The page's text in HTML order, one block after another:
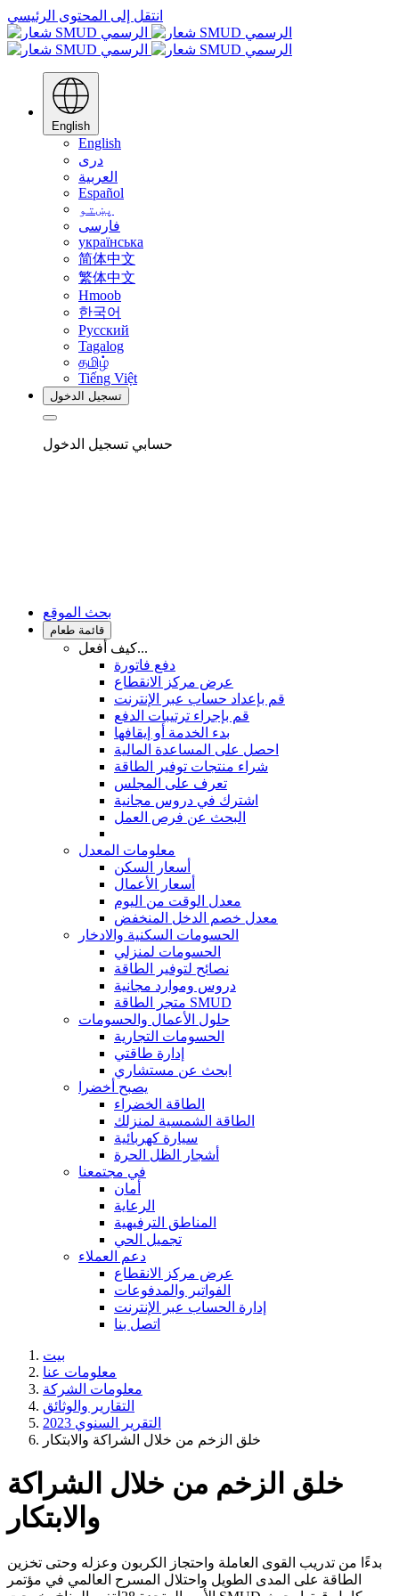
انتقل إلى المحتوى الرئيسي
English
English
دری
العربية
Español
پښتو
فارسی
українська
简体中文
繁体中文
Hmoob
한국어
Русский
Tagalog
தமிழ்
Tiếng Việt
تسجيل الدخول
حسابي تسجيل الدخول
بحث الموقع
قائمة طعام
كيف أفعل...
دفع فاتورة
عرض مركز الانقطاع
قم بإعداد حساب عبر الإنترنت
قم بإجراء ترتيبات الدفع
بدء الخدمة أو إيقافها
احصل على المساعدة المالية
شراء منتجات توفير الطاقة
تعرف على المجلس
اشترك في دروس مجانية
البحث عن فرص العمل
معلومات المعدل
أسعار السكن
أسعار الأعمال
معدل الوقت من اليوم
معدل خصم الدخل المنخفض
الحسومات السكنية والادخار
الحسومات لمنزلي
نصائح لتوفير الطاقة
دروس وموارد مجانية
متجر الطاقة SMUD
حلول الأعمال والحسومات
الحسومات التجارية
إدارة طاقتي
ابحث عن مستشاري
يصبح أخضرا
الطاقة الخضراء
الطاقة الشمسية لمنزلك
سيارة كهربائية
أشجار الظل الحرة
في مجتمعنا
أمان
الرعاية
المناطق الترفيهية
تجميل الحي
دعم العملاء
عرض مركز الانقطاع
الفواتير والمدفوعات
إدارة الحساب عبر الإنترنت
اتصل بنا
بيت
معلومات عنا
معلومات الشركة
​التقارير والوثائق
2023 التقرير السنوي
خلق الزخم من خلال الشراكة والابتكار
خلق الزخم من خلال الشراكة
والابتكار
بدءًا من تدريب القوى العاملة واحتجاز الكربون وعزله وحتى تخزين
الطاقة على المدى الطويل واحتلال المسرح العالمي في مؤتمر